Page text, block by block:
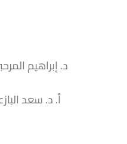
د. إبراهيم
أ. د. سعد